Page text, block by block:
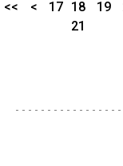
<< < 17 18 19
21